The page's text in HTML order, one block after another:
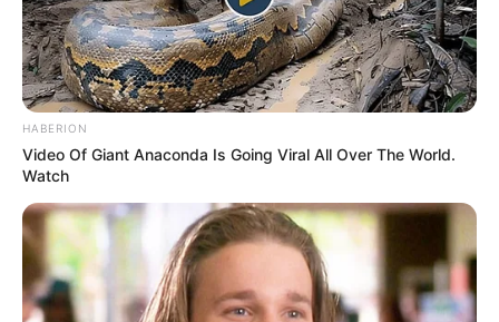
HABERION
Video Of Giant Anaconda Is Going Viral All Over The World.
Watch